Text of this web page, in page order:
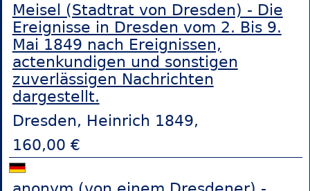
Meisel (Stadtrat von Dresden) - Die
Ereignisse in Dresden vom 2. Bis 9.
Mai 1849 nach Ereignissen,
actenkundigen und sonstigen
zuverlässigen Nachrichten
dargestellt.
Dresden, Heinrich 1849,
160,00 €